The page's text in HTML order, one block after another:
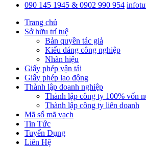
090 145 1945 & 0902 990 954
Trang chủ
Sở hữu trí tuệ
Bản quyền tác giả
Kiểu dáng công nghiệp
Nhãn hiệu
Giấy phép vận tải
Giấy phép lao động
Thành lập doanh nghiệp
Thành lập công ty 100% vốn
Thành lập công ty liên doanh
Mã số mã vạch
Tin Tức
Tuyển Dụng
Liên Hệ